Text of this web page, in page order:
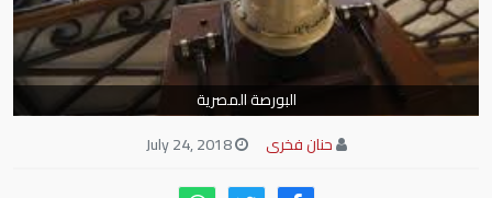
البورصة المصرية
حنان فخرى
July 24, 2018